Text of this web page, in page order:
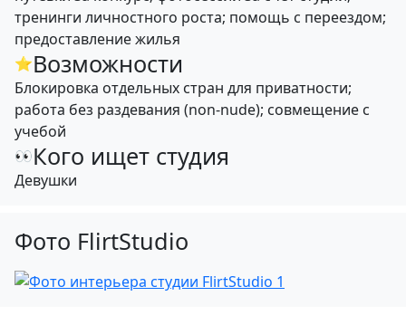
тренинги личностного роста; помощь с переездом;
предоставление жилья
⭐Возможности
Блокировка отдельных стран для приватности;
работа без раздевания (non-nude); совмещение с
учебой
👀Кого ищет студия
Девушки
Фото FlirtStudio